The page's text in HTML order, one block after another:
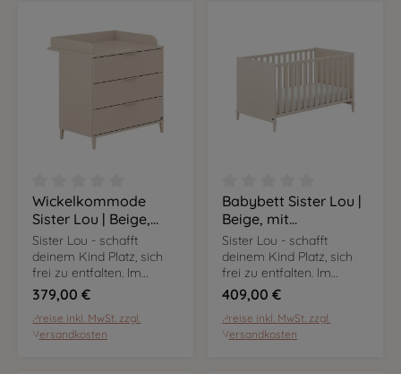
Durchschnittliche Bewertung von 0 von 5 Sternen
Wickelkommode
Sister Lou | Beige,
Breite 95 cm, 3
Schubladen, inkl.
Wickelaufsatz
Sister Lou - schafft
deinem Kind Platz, sich
frei zu entfalten. Im
angesagten Cashmere-
Beige sind die Möbel
flexibel nutzbar und
passen sich euren
379,00 €
Preise inkl. MwSt. zzgl.
Versandkosten
Durchschnittliche
Babybett Sister Lou |
Beige, mit
Massivholzanteil, 70 x
140 cm
Sister Lou - schafft
deinem Kind Platz, sich
frei zu entfalten. Im
angesagten Cashmere-
Beige sind die Möbel
flexibel nutzbar und
passen sich euren
409,00 €
Preise inkl. MwSt. zzgl.
Versandkosten